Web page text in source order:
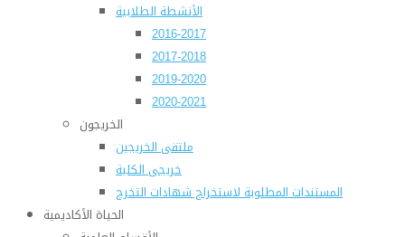
الأنشطة الطلابية
2016-2017
2017-2018
2019-2020
2020-2021
الخريجون
ملتقى الخريجين
خريجى الكلية
المستندات المطلوبة لاستخراج شهادات التخرج
الحياة الأكاديمية